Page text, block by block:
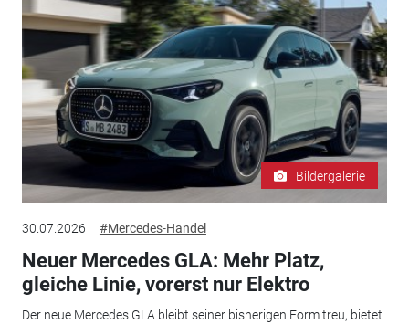
Bildergalerie
30.07.2026 #Mercedes-Handel
Neuer Mercedes GLA: Mehr Platz,
gleiche Linie, vorerst nur Elektro
Der neue Mercedes GLA bleibt seiner bisherigen Form treu, bietet